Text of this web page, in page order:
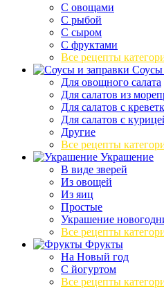
С овощами
С рыбой
С сыром
С фруктами
Все рецепты
Соусы
Для овощного салата
Для салатов из
Для салатов с
Для салатов с
Другие
Все рецепты
Украшение
В виде зверей
Из овощей
Из яиц
Простые
Украшение
Все рецепты
Фрукты
На Новый год
С йогуртом
Все рецепты